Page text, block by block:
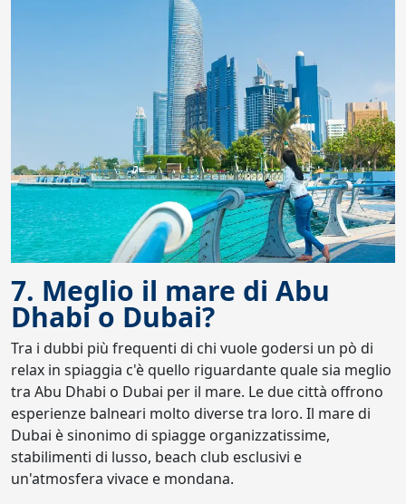
7. Meglio il mare di Abu
Dhabi o Dubai?
Tra i dubbi più frequenti di chi vuole godersi un pò di
relax in spiaggia c'è quello riguardante quale sia meglio
tra Abu Dhabi o Dubai per il mare. Le due città offrono
esperienze balneari molto diverse tra loro. Il mare di
Dubai è sinonimo di spiagge organizzatissime,
stabilimenti di lusso, beach club esclusivi e
un'atmosfera vivace e mondana.